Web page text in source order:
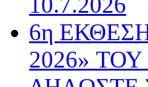
6η
2026»